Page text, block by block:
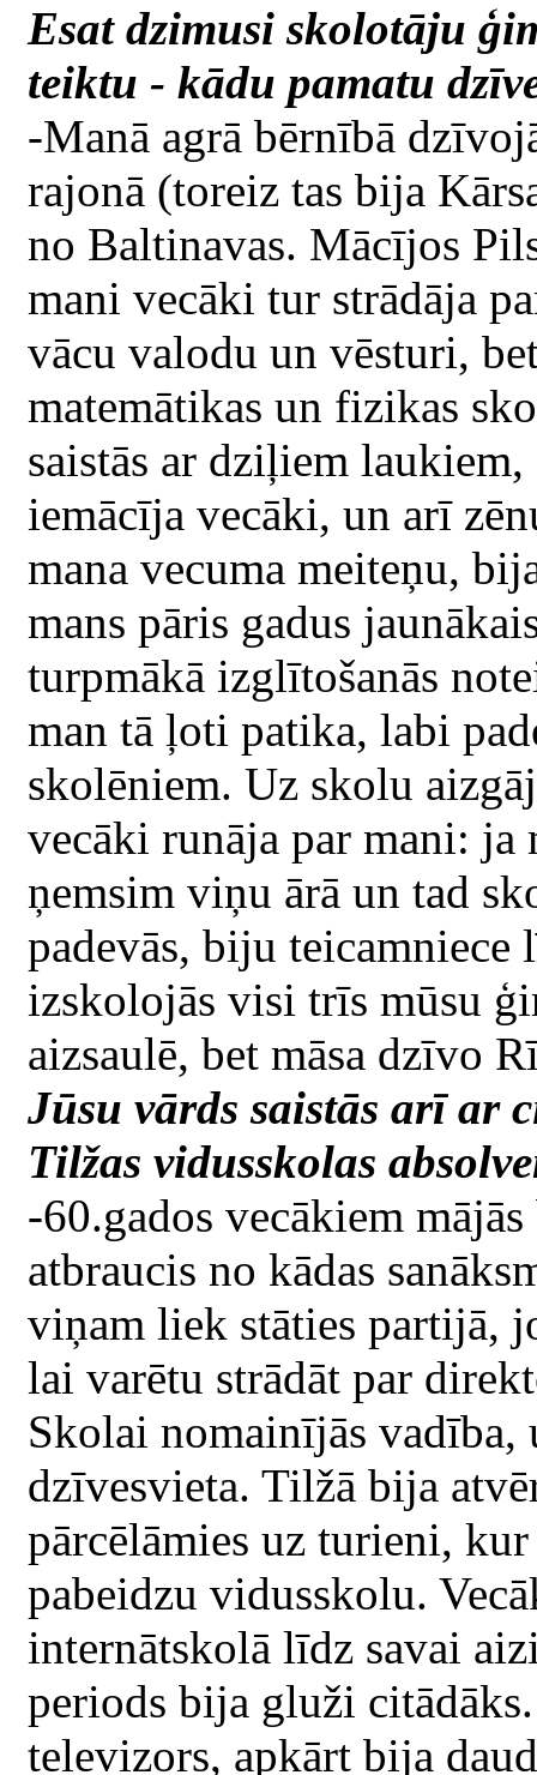
Esat dzimusi skolotāju
teiktu - kādu pamatu
-Manā agrā bērnībā
rajonā (toreiz tas bija
no Baltinavas. Mācījos
mani vecāki tur strādāja
vācu valodu un vēsturi,
matemātikas un fizikas
saistās ar dziļiem
iemācīja vecāki, un arī
mana vecuma meiteņu,
mans pāris gadus
turpmākā izglītošanās
man tā ļoti patika, labi
skolēniem. Uz skolu
vecāki runāja par mani: ja
ņemsim viņu ārā un tad
padevās, biju
izskolojās visi trīs mūsu
aizsaulē, bet māsa dzīvo
Jūsu vārds saistās arī ar
Tilžas vidusskolas
-60.gados vecākiem
atbraucis no kādas
viņam liek stāties partijā,
lai varētu strādāt par
Skolai nomainījās vadība,
dzīvesvieta. Tilžā bija
pārcēlāmies uz turieni,
pabeidzu vidusskolu.
internātskolā līdz savai
periods bija gluži
televizors, apkārt bija